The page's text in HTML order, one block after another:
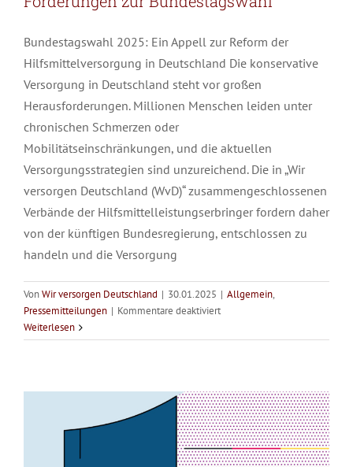
Bundestagswahl 2025: Ein Appell zur Reform der
Hilfsmittelversorgung in Deutschland Die konservative
Versorgung in Deutschland steht vor großen
Herausforderungen. Millionen Menschen leiden unter
chronischen Schmerzen oder
Mobilitätseinschränkungen, und die aktuellen
Versorgungsstrategien sind unzureichend. Die in „Wir
versorgen Deutschland (WvD)“ zusammengeschlossenen
Verbände der Hilfsmittelleistungserbringer fordern daher
von der künftigen Bundesregierung, entschlossen zu
handeln und die Versorgung
VonWir versorgen Deutschland | 30.01.2025 | Allgemein,
Pressemitteilungen | Kommentare deaktiviertfür
statt
Forderungen
zur
Bundestagswahl
Weiterlesen WvD-LinkedIn-Kampagne zur